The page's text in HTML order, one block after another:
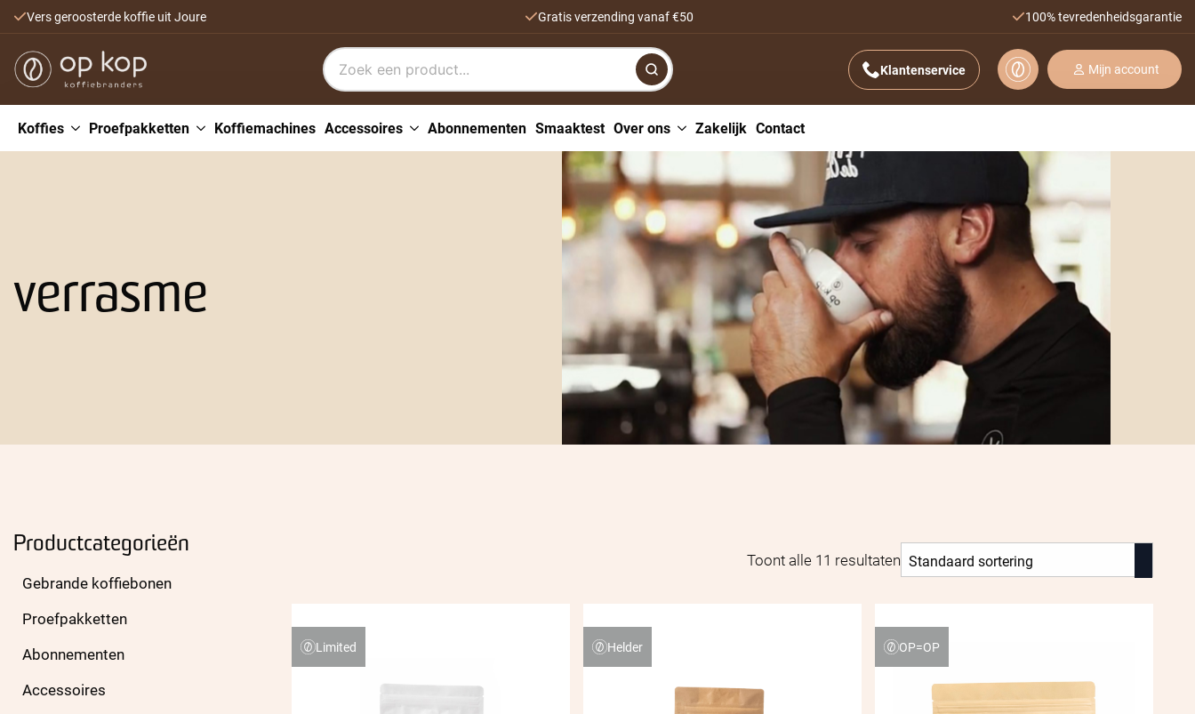
Vers geroosterde koffie uit Joure Gratis verzending vanaf €50 100% tevredenheidsgarantie
Klantenservice Mijn account
Koffies Proefpakketten Koffiemachines Accessoires Abonnementen Smaaktest Over ons Zakelijk Contact
verrasme
Productcategorieën
Gebrande koffiebonen
Proefpakketten
Abonnementen
Accessoires
Toont alle 11 resultaten
Limited Helder OP=OP